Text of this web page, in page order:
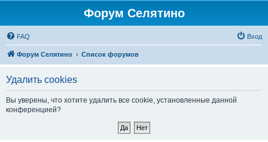
Форум Селятино
FAQ Вход
Форум Селятино Список форумов
Удалить cookies
Вы уверены, что хотите удалить все cookie, установленные данной
конференцией?